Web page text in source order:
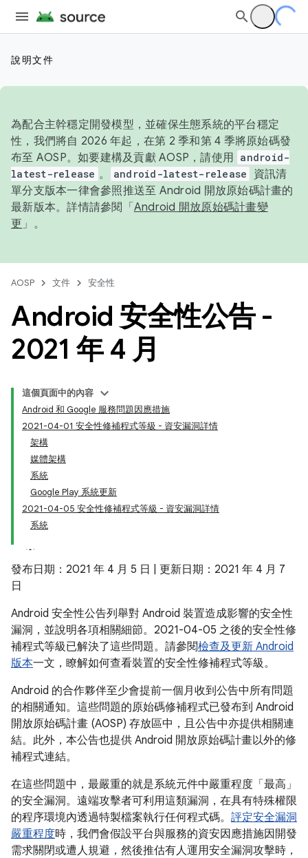
說明文件
為配合主幹穩定開發模型，並確保生態系統的平台穩定
性，我們將自 2026 年起，在第 2 季和第 4 季將原始碼發
布至 AOSP。如要建構及貢獻 AOSP，請使用 android-
latest-release 。 android-latest-release
資訊清
單分支版本一律會參照推送至 Android 開放原始碼計畫的
最新版本。詳情請參閱「 Android 開放原始碼計畫變
更 」。
AOSP 文件 安全性
Android 安全性公告 -
2021 年 4 月
這個頁面中的內容
Android 和 Google 服務問題因應措施
2021-04-01 安全性修補程式等級 - 資安漏洞詳情
架構
媒體架構
系統
Google Play 系統更新
2021-04-05 安全性修補程式等級 - 資安漏洞詳情
系統
發布日期：2021 年 4 月 5 日 | 更新日期：2021 年 4 月 7
日
Android 安全性公告列舉對 Android 裝置造成影響的安全性
漏洞，並說明各項相關細節。2021-04-05 之後的安全性修
補程式等級已解決了這些問題。請參閱檢查及更新 Android
版本一文，瞭解如何查看裝置的安全性修補程式等級。
Android 的合作夥伴至少會提前一個月收到公告中所有問題
的相關通知。這些問題的原始碼修補程式已發布到 Android
開放原始碼計畫 (AOSP) 存放區中，且公告中亦提供相關連
結。此外，本公告也提供 Android 開放原始碼計畫以外的修
補程式連結。
在這些問題中，最嚴重的就是系統元件中嚴重程度「最高」
的安全漏洞。遠端攻擊者可利用這類漏洞，在具有特殊權限
的程序環境內透過特製檔案執行任何程式碼。 評定安全漏洞
嚴重程度時，我們會假設平台與服務的資安因應措施因開發
需求關閉或遭人規避，然後推估有人運用安全漏洞攻擊時，